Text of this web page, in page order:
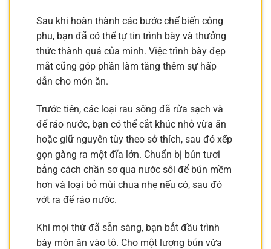
Sau khi hoàn thành các bước chế biến công
phu, bạn đã có thể tự tin trình bày và thưởng
thức thành quả của mình. Việc trình bày đẹp
mắt cũng góp phần làm tăng thêm sự hấp
dẫn cho món ăn.
Trước tiên, các loại rau sống đã rửa sạch và
để ráo nước, bạn có thể cắt khúc nhỏ vừa ăn
hoặc giữ nguyên tùy theo sở thích, sau đó xếp
gọn gàng ra một đĩa lớn. Chuẩn bị bún tươi
bằng cách chần sơ qua nước sôi để bún mềm
hơn và loại bỏ mùi chua nhẹ nếu có, sau đó
vớt ra để ráo nước.
Khi mọi thứ đã sẵn sàng, bạn bắt đầu trình
bày món ăn vào tô. Cho một lượng bún vừa